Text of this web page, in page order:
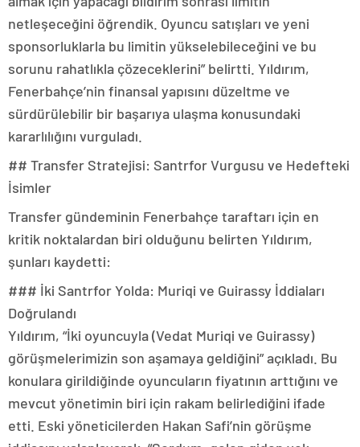
netleşeceğini öğrendik. Oyuncu satışları ve yeni
sponsorluklarla bu limitin yükselebileceğini ve bu
sorunu rahatlıkla çözeceklerini” belirtti. Yıldırım,
Fenerbahçe’nin finansal yapısını düzeltme ve
sürdürülebilir bir başarıya ulaşma konusundaki
kararlılığını vurguladı.
## Transfer Stratejisi: Santrfor Vurgusu ve Hedefteki
İsimler
Transfer gündeminin Fenerbahçe taraftarı için en
kritik noktalardan biri olduğunu belirten Yıldırım,
şunları kaydetti:
### İki Santrfor Yolda: Muriqi ve Guirassy İddiaları
Doğrulandı
Yıldırım, “İki oyuncuyla (Vedat Muriqi ve Guirassy)
görüşmelerimizin son aşamaya geldiğini” açıkladı. Bu
konulara girildiğinde oyuncuların fiyatının arttığını ve
mevcut yönetimin biri için rakam belirlediğini ifade
etti. Eski yöneticilerden Hakan Safi’nin görüşme